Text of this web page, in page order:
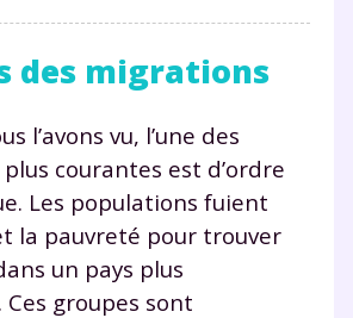
des migrations
l’avons vu, l’une des
courantes est d’ordre
Les populations fuient
la pauvreté pour trouver
un pays plus
Ces groupes sont